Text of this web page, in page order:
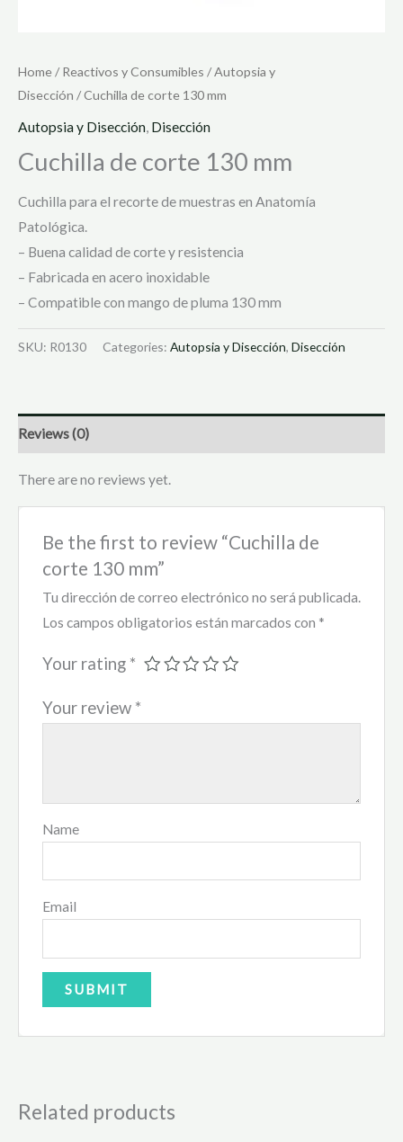
Home/Reactivos y Consumibles /Autopsia y
Disección / Cuchilla de corte 130 mm
Autopsia y Disección Disección
Cuchilla de corte 130 mm
Cuchilla para el recorte de muestras en Anatomía
Patológica.
– Buena calidad de corte y resistencia
– Fabricada en acero inoxidable
– Compatible con mango de pluma 130 mm
SKU: R0130 Categories: Autopsia y Disección, Disección
Reviews (0)
There are no reviews yet.
Be the first to review “Cuchilla de
corte 130 mm”
Tu dirección de correo electrónico no será publicada.
Los campos obligatorios están marcados con *
Your rating *
Your review *
Name
Email
Related products